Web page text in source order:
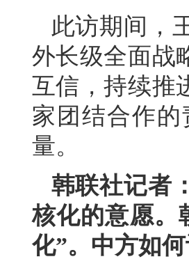
此访期间，
外长级全面战
互信，持续推
家团结合作
量。
韩联社记者
核化的意愿。
化”。中方如